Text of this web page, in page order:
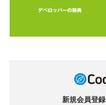
新規会員登録